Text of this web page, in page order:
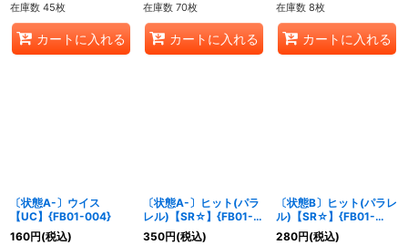
在庫数 45枚
カートに入れる
在庫数 70枚
カートに入れる
在庫数 8枚
カートに入れる
〔状態A-〕ウイス
【UC】{FB01-004}
160円(税込)
〔状態A-〕ヒット(パラ
レル)【SR☆】{FB01-
021}
350円(税込)
〔状態B〕ヒット(パラレ
ル)【SR☆】{FB01-
021}
280円(税込)